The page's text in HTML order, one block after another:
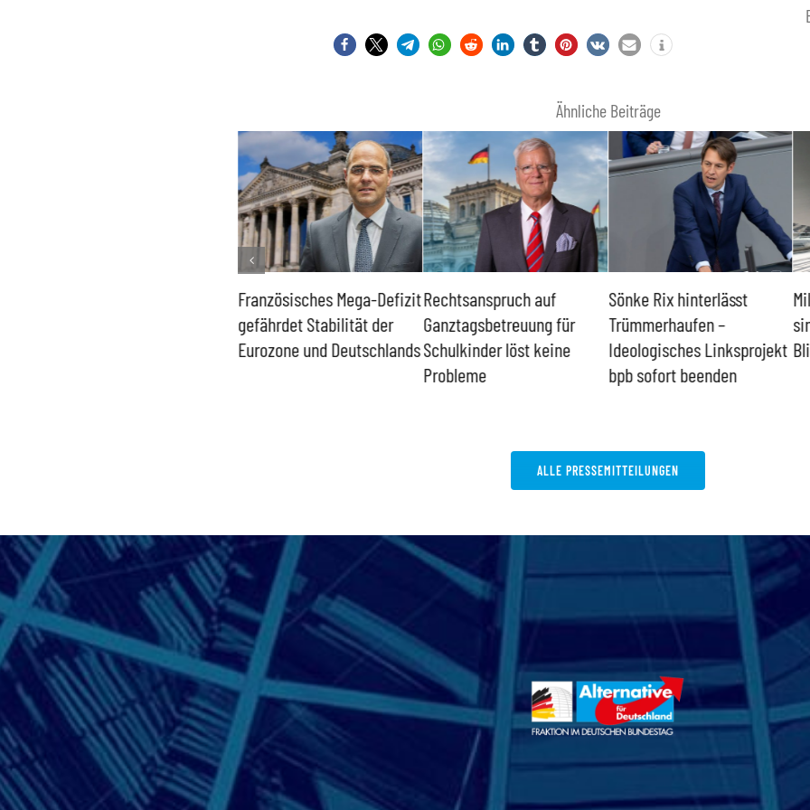
Ähnliche Beiträge
Französisches Mega-Defizit
gefährdet Stabilität der
Eurozone und Deutschlands
Rechtsanspruch auf
Ganztagsbetreuung für
Schulkinder löst keine
Probleme
Sönke Rix hinterlässt
Trümmerhaufen –
Ideologisches Linksprojekt
bpb sofort beenden
ALLE PRESSEMITTEILUNGEN